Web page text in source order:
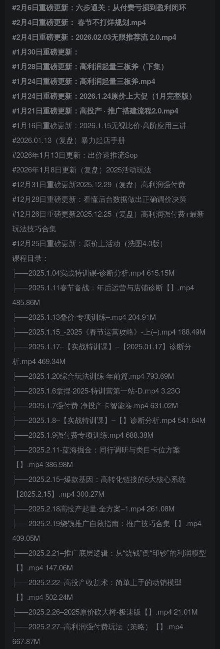
#2月6日重磅更新：六步通关：从付费亏损到盈利闭环
#2月4日重磅更新： 春节不打烊规划.mp4
#2月4日重磅更新：2026.02.03无限推荐流 2.0.mp4
#1月30日重磅更新：
#1月28日重磅更新：高利润起量三板斧（下集）
#1月24日重磅更新：高利润起量三板斧.mp4
#1月24日重磅更新：2026.1.24原价上大促（1月完整版）
#1月21日重磅更新：高投产 · 推广搭建流程2.0.mp4
#1月16日重磅更新：2026.1.15无视比价·高阶应用三讲
#2026.01.13（复盘）暴力起店手册
#2026年1月13日更新：出价速推流Sop
#2026年1月8日更新（复盘）2025活动玩法
#12月31日重磅更新2025.12.29（复盘）高利润强付费
#12月28日重磅更新：看懂后台数据做出正确调价决策
#12月26日重磅更新2025.12.25（复盘）高利润强付费+最新
玩法技巧合集
#12月25日重磅更新：原价上活动（洗图4.0版）
课程目录：
├──2025.1.04实战特训课-诊断分析.mp4 615.15M
├──2025.1.11春节备战：年后运营与店铺诊断【】.mp4
485.86M
├──2025.1.13叠价·专项训练–.mp4 204.91M
├──2025.1.15_-2025《春节运营攻略》-上(–).mp4 188.49M
├──2025.1.17–【实战特训课】–【2025.01.17】诊断分
析.mp4 469.34M
├──2025.1.20综合玩法训练·年前篇.mp4 793.69M
├──2025.1.6拿捏·2025-特训营第一站-D.mp4 3.23G
├──2025.1.7强付费-净投产卡智能卷.mp4 631.02M
├──2025.1.8–【实战特训课】–【】诊断分析.mp4 541.64M
├──2025.1.9强付费专项训练.mp4 688.38M
├──2025.2.11-蓝海掘金：同行调研与类目卡位方案
【】.mp4 386.98M
├──2025.2.15–爆款基因：高转化链接的5大核心系统
【2025.2.15】.mp4 300.27M
├──2025.2.18高投产起量·全方案–1.mp4 261.08M
├──2025.2.19烧钱推广自救指南：推广技巧合集【】.mp4
409.05M
├──2025.2.21–推广底层逻辑：从“烧钱”倒“印钞”的利润模型
【】.mp4 147.06M
├──2025.2.22–高投产收割术：简单上手的动销模型
【】.mp4 502.24M
├──2025.2.26–2025原价砍大树-极速版【】.mp4 21.01M
├──2025.2.27–高利润强付费玩法（策略）【】.mp4
667.87M